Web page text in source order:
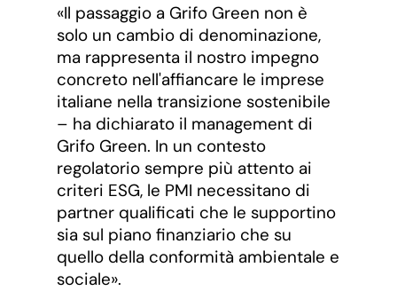
«Il passaggio a Grifo Green non è
solo un cambio di denominazione,
ma rappresenta il nostro impegno
concreto nell'affiancare le imprese
italiane nella transizione sostenibile
– ha dichiarato il management di
Grifo Green. In un contesto
regolatorio sempre più attento ai
criteri ESG, le PMI necessitano di
partner qualificati che le supportino
sia sul piano finanziario che su
quello della conformità ambientale e
sociale».